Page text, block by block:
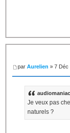
parAurelien » 7 Déc
Je veux pas
naturels ?